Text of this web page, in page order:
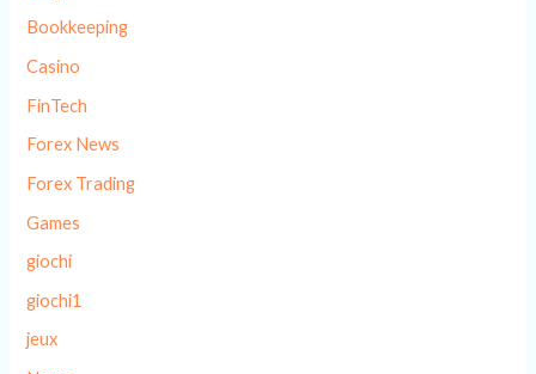
Bookkeeping
Casino
FinTech
Forex News
Forex Trading
Games
giochi
giochi1
jeux